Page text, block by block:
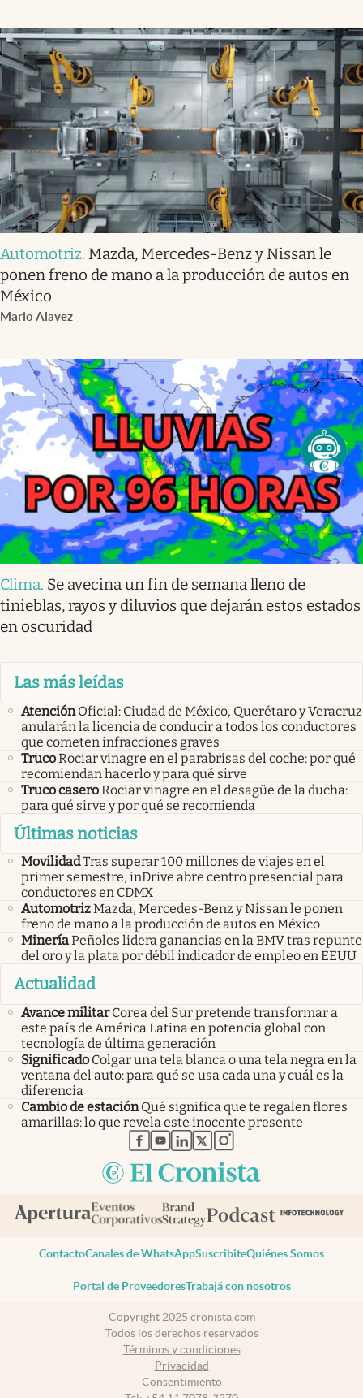
Automotriz. Mazda, Mercedes-Benz y Nissan le
ponen freno de mano a la producción de autos en
México
Mario Alavez
Clima. Se avecina un fin de semana lleno de
tinieblas, rayos y diluvios que dejarán estos estados
en oscuridad
Las más leídas
Atención Oficial: Ciudad de México, Querétaro y Veracruz
anularán la licencia de conducir a todos los conductores
que cometen infracciones graves
TrucoRociar vinagre en el parabrisas del coche: por qué
recomiendan hacerlo y para qué sirve
Truco caseroRociar vinagre en el desagüe de la ducha:
para qué sirve y por qué se recomienda
Últimas noticias
MovilidadTras superar 100 millones de viajes en el
primer semestre, inDrive abre centro presencial para
conductores en CDMX
AutomotrizMazda, Mercedes-Benz y Nissan le ponen
freno de mano a la producción de autos en México
MineríaPeñoles lidera ganancias en la BMV tras repunte
del oro y la plata por débil indicador de empleo en EEUU
Actualidad
Avance militar Corea del Sur pretende transformar a
este país de América Latina en potencia global con
tecnología de última generación
Significado Colgar una tela blanca o una tela negra en la
ventana del auto: para qué se usa cada una y cuál es la
diferencia
Cambio de estación Qué significa que te regalen flores
amarillas: lo que revela este inocente presente
abre en nueva pestaña
abre en nueva pestaña
abre en nueva pestaña
abre en nueva pestaña
abre en nueva pestaña
ContactoCanales de WhatsAppSuscribiteQuiénes Somos
Portal de ProveedoresTrabajá con nosotros
Copyright 2025 cronista.com
Todos los derechos reservados
Términos y condiciones
Privacidad
Consentimiento